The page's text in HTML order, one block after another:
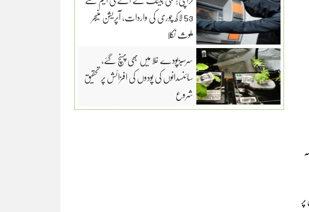
53 لاکھ چوری کی واردات، آپریشن منیجر
ملوث نکلا
سرسبزپودے خلا میں بھی پہنچ گئے،
سائنسدانوں کی پودوں کی افزائش پر تحقیق
شروع